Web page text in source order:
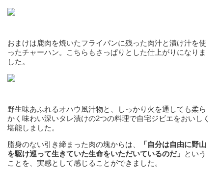
おまけは鹿肉を焼いたフライパンに残った肉汁と漬け汁を使
ったチャーハン。こちらもさっぱりとした仕上がりになりま
した。
野生味あふれるオハウ風汁物と、しっかり火を通しても柔ら
かく味わい深いタレ漬けの2つの料理で自宅ジビエをおいしく
堪能しました。
脂身のない引き締まった肉の塊からは、
「自分は自由に野山
を駆け巡って生きていた生命をいただいているのだ」 という
ことを、実感として感じることができました。